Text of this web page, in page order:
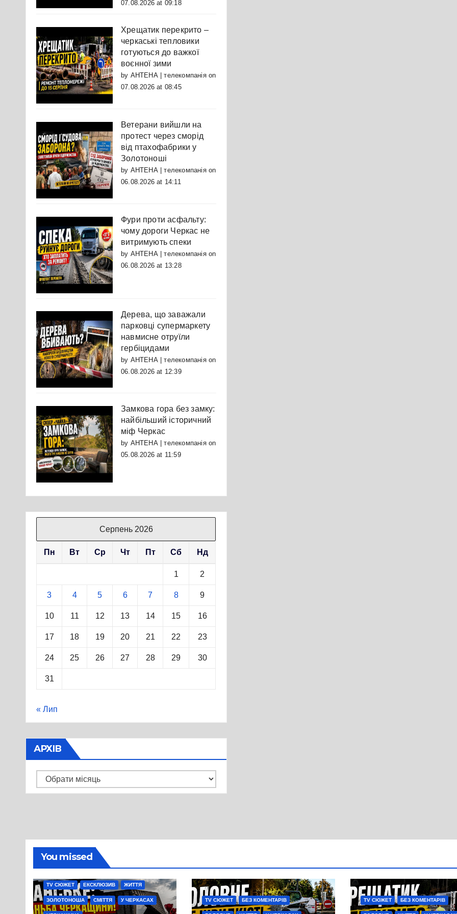
07.08.2026 at 09:18
Хрещатик перекрито –
черкаські тепловики
готуються до важкої
воєнної зими
by АНТЕНА | телекомпаніяon
07.08.2026 at 08:45
Ветерани вийшли на
протест через сморід
від птахофабрики у
Золотоноші
by АНТЕНА | телекомпаніяon
06.08.2026 at 14:11
Фури проти асфальту:
чому дороги Черкас не
витримують спеки
by АНТЕНА | телекомпаніяon
06.08.2026 at 13:28
Дерева, що заважали
парковці супермаркету
навмисне отруїли
гербіцидами
by АНТЕНА | телекомпаніяon
06.08.2026 at 12:39
Замкова гора без замку:
найбільший історичний
міф Черкас
by АНТЕНА | телекомпаніяon
05.08.2026 at 11:59
Серпень 2026
Пн Вт Ср Чт Пт Сб Нд
1 2
3 4 5 6 7 8 9
10 11 12 13 14 15 16
17 18 19 20 21 22 23
24 25 26 27 28 29 30
31
« Лип
АРХІВ
Архів
You missed
TV СЮЖЕТ ЕКСКЛЮЗИВ ЖИТТЯ
ЗОЛОТОНОША СМІТТЯ У ЧЕРКАСАХ TV СЮЖЕТ БЕЗ КОМЕНТАРІВ TV СЮЖЕТ БЕЗ КОМЕНТАРІВ